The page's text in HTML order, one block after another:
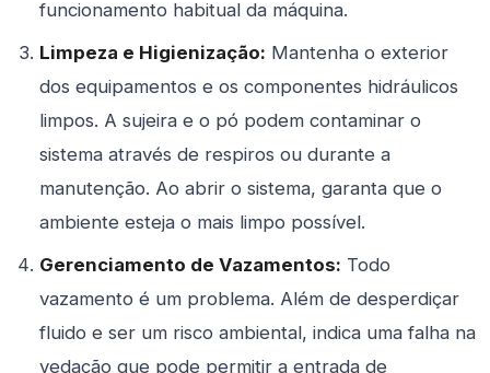
funcionamento habitual da máquina.
Limpeza e Higienização: Mantenha o exterior
dos equipamentos e os componentes hidráulicos
limpos. A sujeira e o pó podem contaminar o
sistema através de respiros ou durante a
manutenção. Ao abrir o sistema, garanta que o
ambiente esteja o mais limpo possível.
Gerenciamento de Vazamentos: Todo
vazamento é um problema. Além de desperdiçar
fluido e ser um risco ambiental, indica uma falha na
vedação que pode permitir a entrada de